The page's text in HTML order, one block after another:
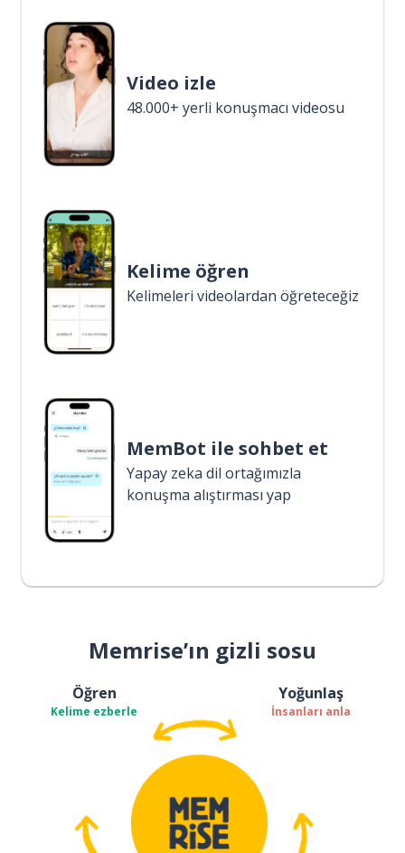
Video izle
48.000+ yerli konuşmacı videosu
Kelime öğren
Kelimeleri videolardan öğreteceğiz
MemBot ile sohbet et
Yapay zeka dil ortağımızla
konuşma alıştırması yap
Memrise’ın gizli sosu
Öğren
Kelime ezberle
Yoğunlaş
İnsanları anla